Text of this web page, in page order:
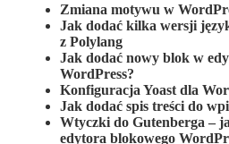
Zmiana motywu w
Jak dodać kilka wersji
z Polylang
Jak dodać nowy blok w
WordPress?
Konfiguracja Yoast dla
Jak dodać spis treści do
Wtyczki do Gutenberga –
edytora blokowego